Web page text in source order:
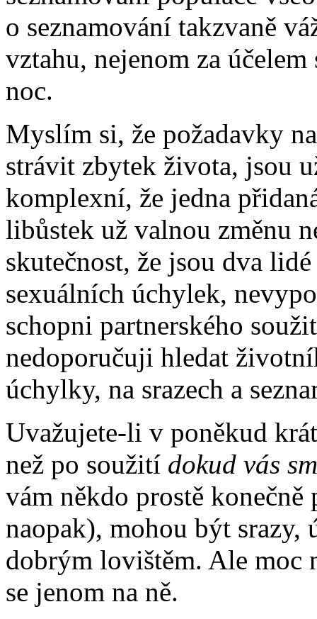
o seznamování takzvaně
vztahu, nejenom za
noc.
Myslím si, že požadavky
strávit zbytek života, jsou
komplexní, že jedna
libůstek už valnou změnu
skutečnost, že jsou dva
sexuálních úchylek,
schopni partnerského
nedoporučuji hledat
úchylky, na srazech a
Uvažujete-li v poněkud
než po soužití dokud vás
vám někdo prostě konečně
naopak), mohou být srazy,
dobrým lovištěm. Ale moc
se jenom na ně.